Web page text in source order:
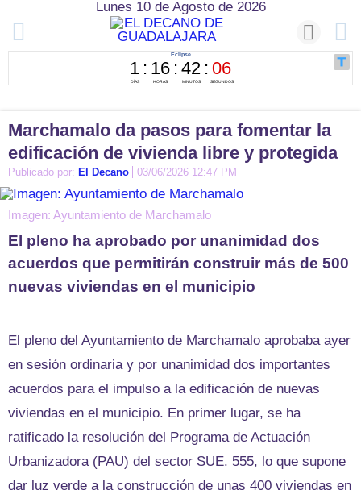
Lunes 10 de Agosto de 2026
Marchamalo da pasos para fomentar la
edificación de vivienda libre y protegida
Publicado por: El Decano 03/06/2026 12:47 PM
Imagen: Ayuntamiento de Marchamalo
El pleno ha aprobado por unanimidad dos
acuerdos que permitirán construir más de 500
nuevas viviendas en el municipio
El pleno del Ayuntamiento de Marchamalo aprobaba ayer
en sesión ordinaria y por unanimidad dos importantes
acuerdos para el impulso a la edificación de nuevas
viviendas en el municipio. En primer lugar, se ha
ratificado la resolución del Programa de Actuación
Urbanizadora (PAU) del sector SUE. 555, lo que supone
dar luz verde a la construcción de unas 400 viviendas en